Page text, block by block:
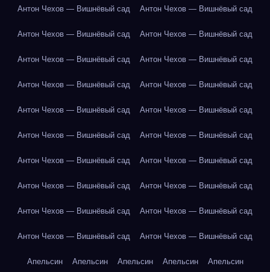
Антон Чехов — Вишнёвый сад Антон Чехов — Вишнёвый сад
Антон Чехов — Вишнёвый сад Антон Чехов — Вишнёвый сад
Антон Чехов — Вишнёвый сад Антон Чехов — Вишнёвый сад
Антон Чехов — Вишнёвый сад Антон Чехов — Вишнёвый сад
Антон Чехов — Вишнёвый сад Антон Чехов — Вишнёвый сад
Антон Чехов — Вишнёвый сад Антон Чехов — Вишнёвый сад
Антон Чехов — Вишнёвый сад Антон Чехов — Вишнёвый сад
Антон Чехов — Вишнёвый сад Антон Чехов — Вишнёвый сад
Антон Чехов — Вишнёвый сад Антон Чехов — Вишнёвый сад
Антон Чехов — Вишнёвый сад Антон Чехов — Вишнёвый сад
Апельсин Апельсин Апельсин Апельсин Апельсин